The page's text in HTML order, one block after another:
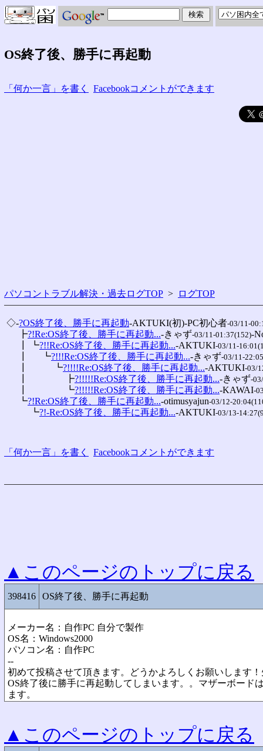
OS終了後、勝手に再起動
「何か一言」を書く Facebookコメントができます
パソコントラブル解決・過去ログTOP > ログTOP
◇-?OS終了後、勝手に再起動-AKTUKI(初)-PC初心者-03/11-
┣?!Re:OS終了後、勝手に再起動...-きゃず-03/11-01:37(152)-
┃ ┗?!!Re:OS終了後、勝手に再起動...-AKTUKI-03/11-
┃ 　 ┗?!!!Re:OS終了後、勝手に再起動...-きゃず-03/11-
┃ 　 　 ┗?!!!!Re:OS終了後、勝手に再起動...-AKTUKI-03/
┃ 　 　 　 ┣?!!!!!Re:OS終了後、勝手に再起動...-きゃず-
┃ 　 　 　 ┗?!!!!!Re:OS終了後、勝手に再起動...-KAWAI-
┗?!Re:OS終了後、勝手に再起動...-otimusyajun-03/12-
┗?!-Re:OS終了後、勝手に再起動...-AKTUKI-03/13-
「何か一言」を書く Facebookコメントができます
▲このページのトップに戻る
398416 OS終了後、勝手に再起動
メーカー名：自作PC 自分で製作
OS名：Windows2000
パソコン名：自作PC
--
初めて投稿させて頂きます。どうかよろしくお願いします
OS終了後に勝手に再起動してしまいます。。マザーボード
ます。
▲このページのトップに戻る